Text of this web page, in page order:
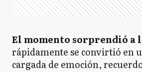
El momento sorprendió a
rápidamente se convirtió en
cargada de emoción,